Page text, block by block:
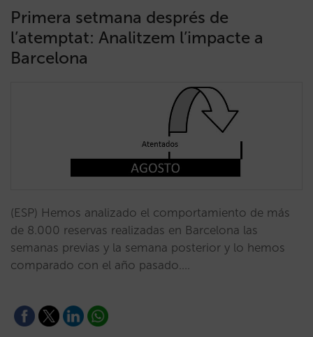
Primera setmana després de
l’atemptat: Analitzem l’impacte a
Barcelona
(ESP) Hemos analizado el comportamiento de más
de 8.000 reservas realizadas en Barcelona las
semanas previas y la semana posterior y lo hemos
comparado con el año pasado.…